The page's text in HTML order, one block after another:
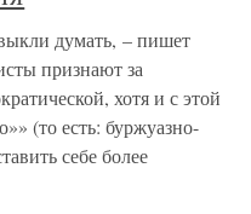
думать, – пишет
признают за
хотя и с этой
(то есть: буржуазно-
себе более